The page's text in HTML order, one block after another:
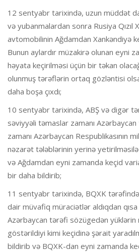
12 sentyabr tarixində, uzun müddət
və yubanmalardan sonra Rusiya Qızıl
avtomobilinin Ağdamdan Xankəndiyə
Bunun aylardır müzakirə olunan eyni
həyata keçirilməsi üçün bir təkan
olunmuş tərəflərin ortaq gözləntisi
daha boşa çıxdı;
10 sentyabr tarixində, ABŞ və digər
səviyyəli təmaslar zamanı
zamanı Azərbaycan Respublikasının
nəzarət tələblərinin yerinə
və Ağdamdan eyni zamanda keçid
bir daha bildirib;
11 sentyabr tarixində, BQXK
dair müvafiq müraciətlər aldıqdan
Azərbaycan tərəfi sözügedən yüklərin
göstərildiyi kimi keçidinə şərait
bildirib və BQXK-dan eyni zamanda